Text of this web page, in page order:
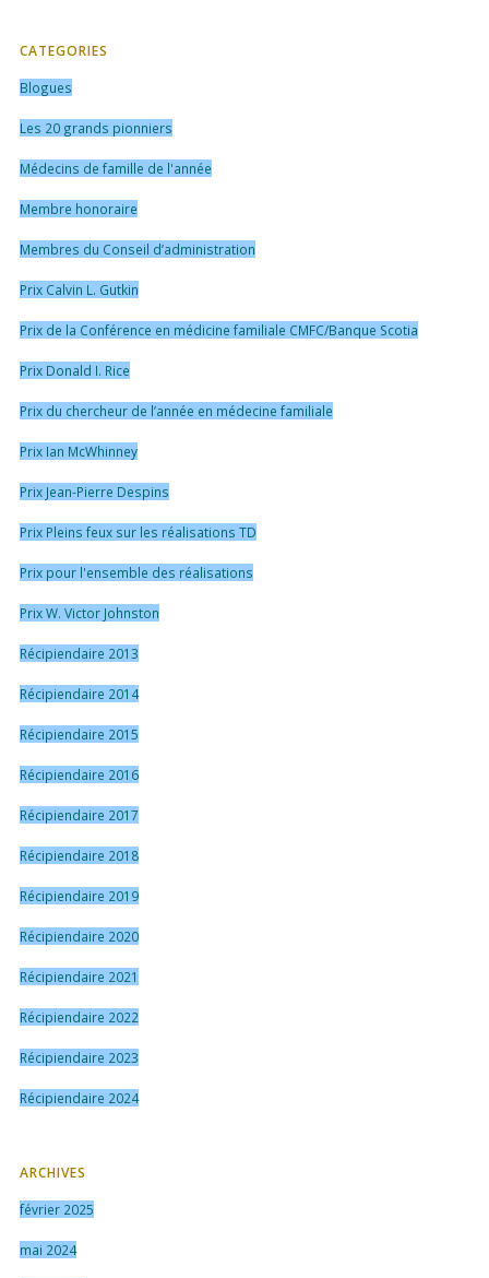
CATEGORIES
Blogues
Les 20 grands pionniers
Médecins de famille de l'année
Membre honoraire
Membres du Conseil d’administration
Prix Calvin L. Gutkin
Prix de la Conférence en médicine familiale CMFC/Banque Scotia
Prix Donald I. Rice
Prix du chercheur de l’année en médecine familiale
Prix Ian McWhinney
Prix Jean-Pierre Despins
Prix Pleins feux sur les réalisations TD
Prix pour l'ensemble des réalisations
Prix W. Victor Johnston
Récipiendaire 2013
Récipiendaire 2014
Récipiendaire 2015
Récipiendaire 2016
Récipiendaire 2017
Récipiendaire 2018
Récipiendaire 2019
Récipiendaire 2020
Récipiendaire 2021
Récipiendaire 2022
Récipiendaire 2023
Récipiendaire 2024
ARCHIVES
février 2025
mai 2024